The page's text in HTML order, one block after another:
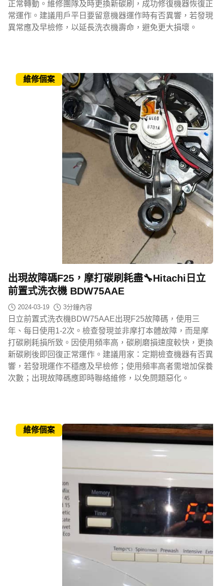
正常轉動。維修團隊及時更換新碳刷，成功修復機器恢復正
常運作。建議用戶平日要留意機器運作時有否異響，若發現
異常應及早檢修，以延長洗衣機壽命，避免更大損壞。
維修個案
出現故障碼F25，摩打碳刷耗盡🔧Hitachi日立
前置式洗衣機 BDW75AAE
2024-03-19 3分鐘內容
日立前置式洗衣機BDW75AAE出現F25故障碼，使用三
年、每日使用1-2次。檢查發現並非摩打本體故障，而是摩
打碳刷耗損所致。因使用頻率高，碳刷磨損速度較快，更換
新碳刷後即回復正常運作。建議用家：定期檢查機器有否異
響，若發現運作不穩應及早檢修；使用頻率高者需增加保養
次數；出現故障碼應即時聯絡維修，以免問題惡化。
維修個案